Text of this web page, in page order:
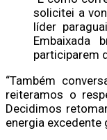
solicitei a
líder
Embaixada
participarem
“Também
reiteramos o
Decidimos
energia excedente